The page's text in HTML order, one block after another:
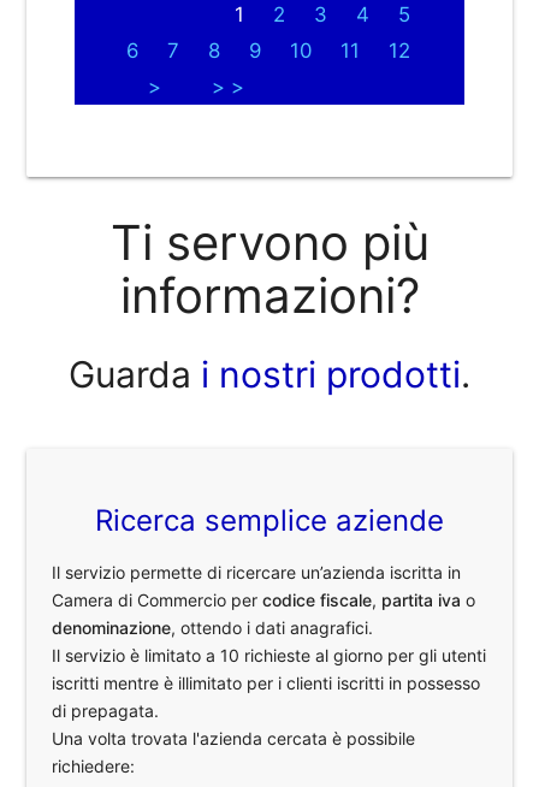
1 2 3 4
5
6
7 8 9 10 11
12
>
> >
Ti servono più
informazioni?
Guarda i nostri prodotti.
Ricerca semplice aziende
Il servizio permette di ricercare un’azienda iscritta in
Camera di Commercio percodice fiscale, partita iva o
denominazione, ottendo i dati anagrafici.
Il servizio è limitato a 10 richieste al giorno per gli utenti
iscritti mentre è illimitato per i clienti iscritti in possesso
di prepagata.
Una volta trovata l'azienda cercata è possibile
richiedere: